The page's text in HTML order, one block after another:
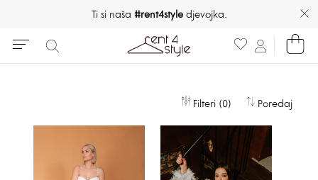
Ti si naša #rent4styledjevojka.
Filteri (0) Poredaj